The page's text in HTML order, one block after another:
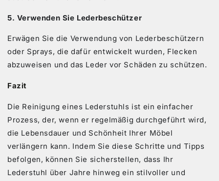
5. Verwenden Sie Lederbeschützer
Erwägen Sie die Verwendung von Lederbeschützern
oder Sprays, die dafür entwickelt wurden, Flecken
abzuweisen und das Leder vor Schäden zu schützen.
Fazit
Die Reinigung eines Lederstuhls ist ein einfacher
Prozess, der, wenn er regelmäßig durchgeführt wird,
die Lebensdauer und Schönheit Ihrer Möbel
verlängern kann. Indem Sie diese Schritte und Tipps
befolgen, können Sie sicherstellen, dass Ihr
Lederstuhl über Jahre hinweg ein stilvoller und